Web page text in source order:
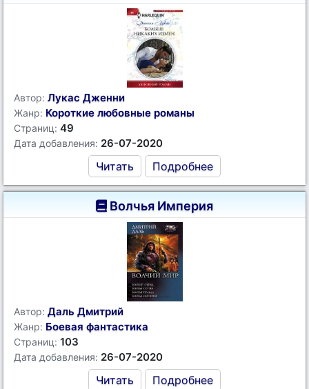
Автор: Лукас Дженни
Жанр: Короткие любовные романы
Страниц: 49
Дата добавления: 26-07-2020
Читать Подробнее
Волчья Империя
Автор: Даль Дмитрий
Жанр: Боевая фантастика
Страниц: 103
Дата добавления: 26-07-2020
Читать Подробнее